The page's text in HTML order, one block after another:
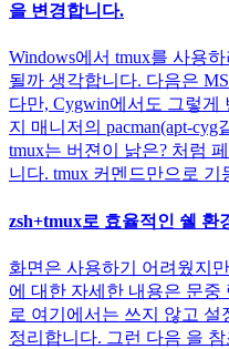
을 변경합니다.
Windows에서 tmux를 사용
될까 생각합니다. 다음은
다만, Cygwin에서도 그렇게
지 매니저의 pacman(apt-
tmux는 버젼이 낡은? 처럼
니다. tmux 커멘드만으로
zsh+tmux로 효율적인 쉘 환
화면은 사용하기 어려웠지
에 대한 자세한 내용은 문중
로 여기에서는 쓰지 않고
정리합니다. 그런 다음 을